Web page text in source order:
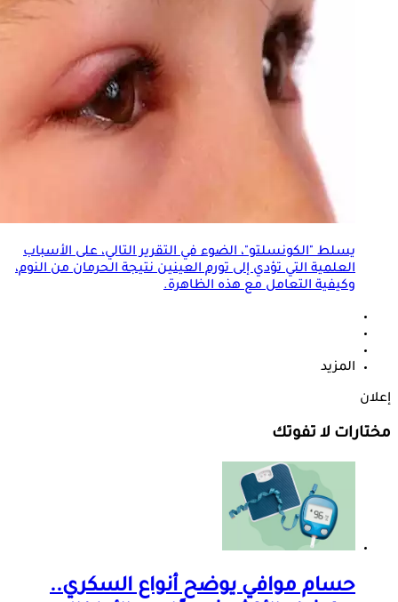
يسلط "الكونسلتو"، الضوء في التقرير التالي، على الأسباب
العلمية التي تؤدي إلىتورم العينيننتيجة الحرمان من النوم،
وكيفية التعامل مع هذه الظاهرة.
المزيد
إعلان
مختارات لا تفوتك
حسام موافي يوضح أنواع السكري..